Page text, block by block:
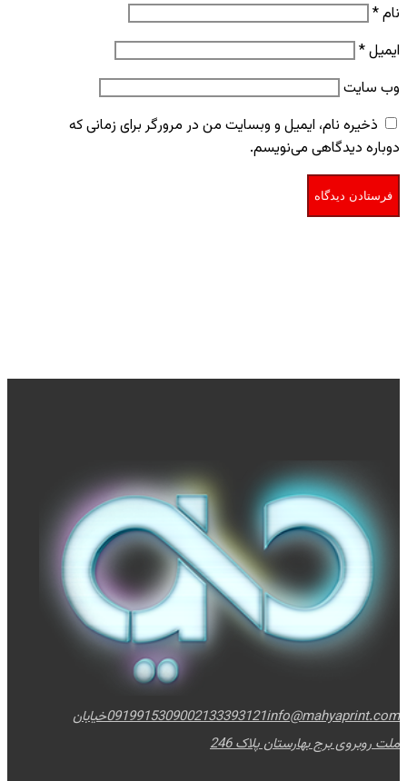
نام*
ایمیل*
وب‌ سایت
ذخیره نام، ایمیل و وبسایت من در مرورگر برای زمانی که
دوباره دیدگاهی می‌نویسم.
0919915309002133393121info@mahyaprint.com
خیابان
ملت روبروی برج بهارستان پلاک 246